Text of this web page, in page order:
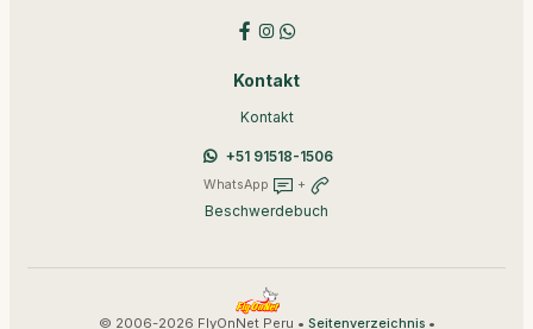
Kontakt
Kontakt
+51 91518-1506
WhatsApp +
Beschwerdebuch
© 2006-2026 FlyOnNet Peru • Seitenverzeichnis•